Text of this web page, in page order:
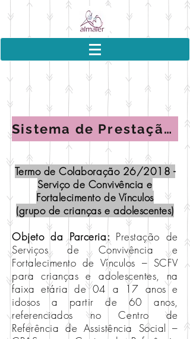
Sistema de Prestação de contas - SGTS
Termo de Colaboração 26/2018 -
Serviço de Convivência e
Fortalecimento de Vínculos
(grupo de crianças e adolescentes)
Objeto da Parceria: Prestação de
Serviços de Convivência e
Fortalecimento de Vínculos – SCFV
para crianças e adolescentes, na
faixa etária de 04 a 17 anos e
idosos a partir de 60 anos,
referenciados no Centro de
Referência de Assistência Social –